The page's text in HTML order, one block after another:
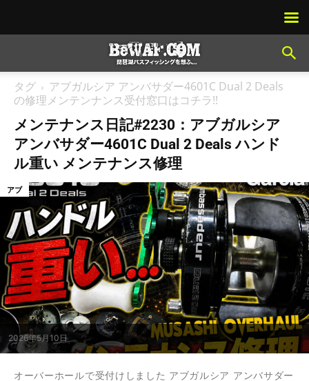
タグ
アブガルシア アンバサダー4601C Dual 2 Deals
の修理メンテンナンス受付窓口はコチラ!!
メンテナンス日記#2230：アブガルシア
アンバサダー4601C Dual 2 Deals ハンド
ル重い メンテナンス修理
2026年5月10日
アブ
オーバーホールで受付けしました アブガルシア アンバサダー